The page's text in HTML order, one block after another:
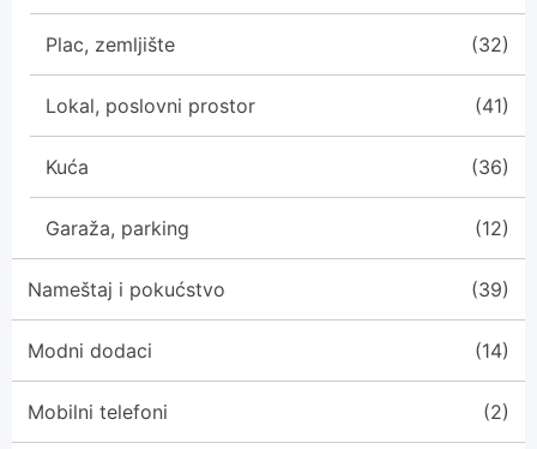
Plac, zemljište (32)
Lokal, poslovni prostor (41)
Kuća (36)
Garaža, parking (12)
Nameštaj i pokućstvo (39)
Modni dodaci (14)
Mobilni telefoni (2)